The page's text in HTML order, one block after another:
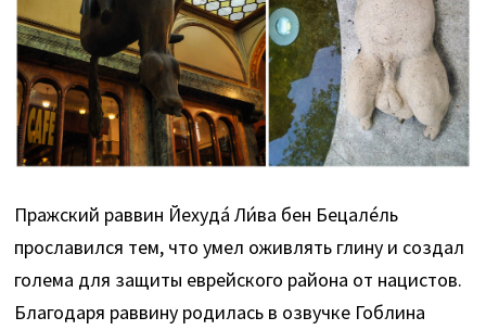
Пражский раввин Йехуда́ Ли́ва бен Бецале́ль
прославился тем, что умел оживлять глину и создал
голема для защиты еврейского района от нацистов.
Благодаря раввину родилась в озвучке Гоблина